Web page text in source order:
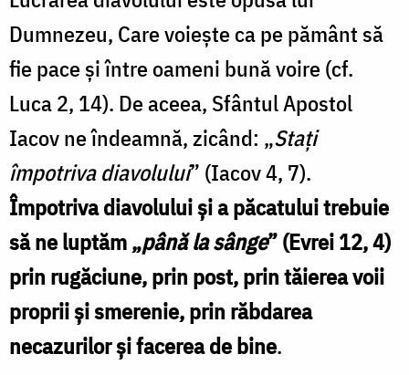
Dumnezeu, Care voiește ca pe pământ să
fie pace și între oameni bună voire (cf.
Luca 2, 14). De aceea, Sfântul Apostol
Iacov ne îndeamnă, zicând: „Stați
împotriva diavolului” (Iacov 4, 7).
Împotriva diavolului și a păcatului trebuie
să ne luptăm „până la sânge” (Evrei 12, 4)
prin rugăciune, prin post, prin tăierea voii
proprii și smerenie, prin răbdarea
necazurilor și facerea de bine.